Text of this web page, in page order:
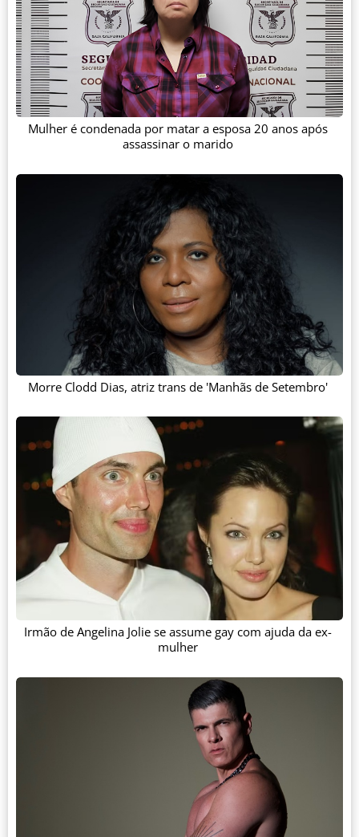
Mulher é condenada por matar a esposa 20 anos após
assassinar o marido
Morre Clodd Dias, atriz trans de 'Manhãs de Setembro'
Irmão de Angelina Jolie se assume gay com ajuda da ex-
mulher